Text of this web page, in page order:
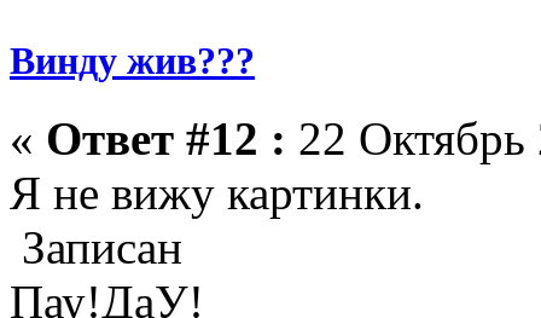
Винду жив???
« Ответ #12 : 22
Я не вижу картинки.
Записан
Пау!ДаУ!